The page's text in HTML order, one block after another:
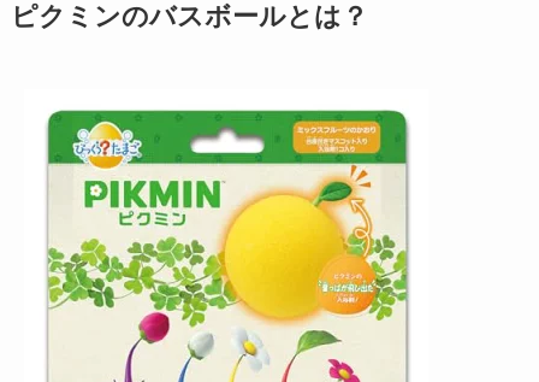
ピクミンのバスボールとは？